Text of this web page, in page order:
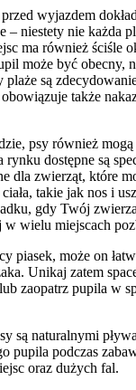
wyjazdem
– niestety nie każda
ma również ściśle
może być obecny,
są
także
psy również mogą
rynku dostępne są
dla zwierząt, które
takie jak nos i
gdy Twój
w wielu miejscach
piasek, może on
Unikaj zatem
zaopatrz pupila w
są naturalnymi
pupila podczas
oraz dużych fal.